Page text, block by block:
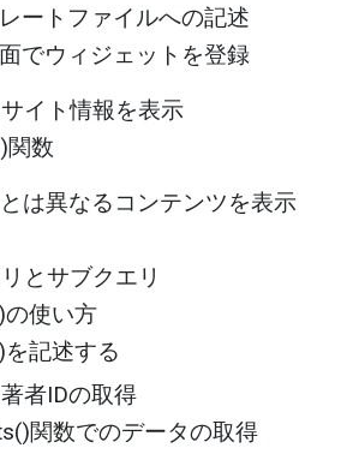
ートファイルへの記述
でウィジェットを登録
イト情報を表示
関数
は異なるコンテンツを表示
とサブクエリ
使い方
記述する
者IDの取得
関数でのデータの取得